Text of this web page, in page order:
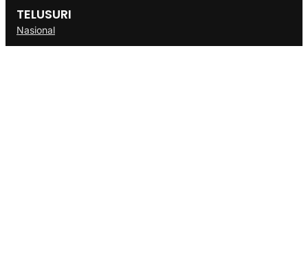
TELUSURI
Nasional